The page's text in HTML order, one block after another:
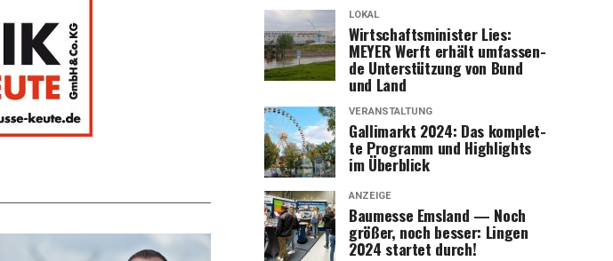
LOKAL
Wirt­schafts­mi­nis­ter Lies:
MEYER Werft erhält umfas­sen­
de Unter­stüt­zung von Bund
und Land
VERANSTALTUNG
Gal­li­markt 2024: Das kom­plet­
te Pro­gramm und High­lights
im Überblick
ANZEIGE
Bau­mes­se Ems­land — Noch
grö­ßer, noch bes­ser: Lin­gen
2024 star­tet durch!